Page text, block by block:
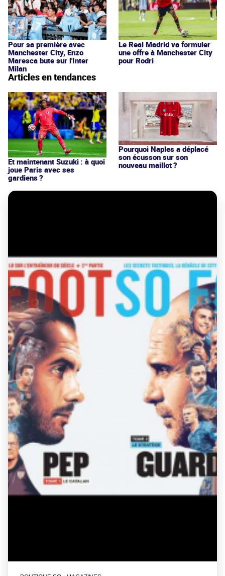
Pour sa première avec
Manchester City, Enzo
Maresca bute sur l'Inter
Milan
Le Real Madrid va formuler
une offre à Manchester City
pour Rodri
Articles en tendances
Et maintenant Suzuki : à quoi
joue Paris avec ses
gardiens ?
Pourquoi Naples a déplacé
son écusson sur son
nouveau maillot ?